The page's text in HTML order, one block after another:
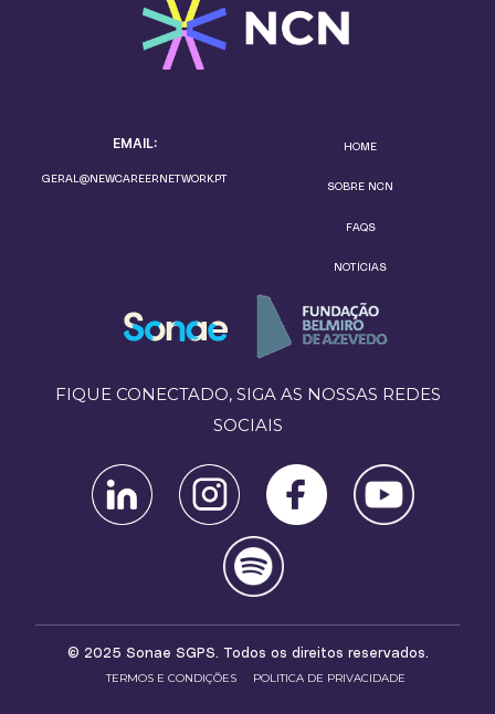
EMAIL:
GERAL@NEWCAREERNETWORK.PT
HOME
SOBRE NCN
FAQS
NOTÍCIAS
FIQUE CONECTADO, SIGA AS NOSSAS REDES
SOCIAIS
© 2025 Sonae SGPS. Todos os direitos reservados.
TERMOS E CONDIÇÕES
POLITICA DE PRIVACIDADE